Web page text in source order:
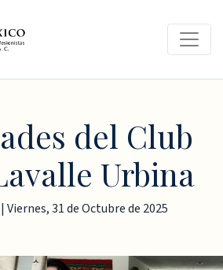
del Club
Urbina
Viernes, 31 de Octubre de 2025